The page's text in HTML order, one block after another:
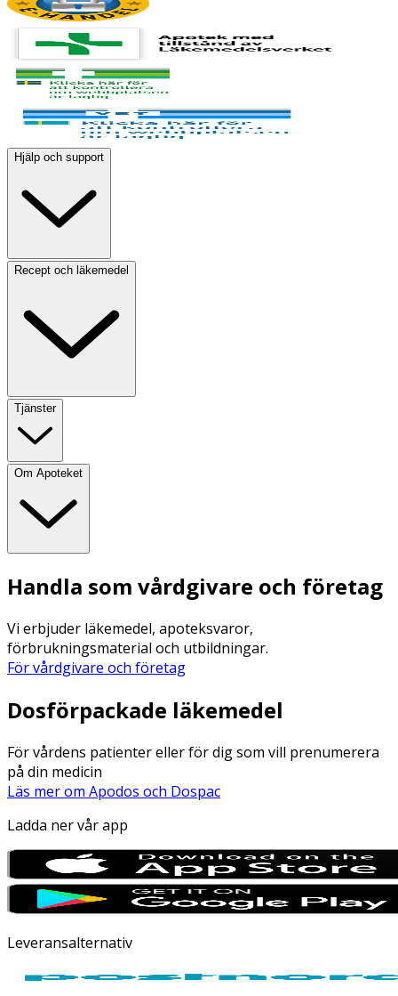
Hjälp och support
Recept och läkemedel
Tjänster
Om Apoteket
Handla som vårdgivare och företag
Vi erbjuder läkemedel, apoteksvaror,
förbrukningsmaterial och utbildningar.
För vårdgivare och företag
Dosförpackade läkemedel
För vårdens patienter eller för dig som vill prenumerera
på din medicin
Läs mer om Apodos och Dospac
Ladda ner vår app
Leveransalternativ